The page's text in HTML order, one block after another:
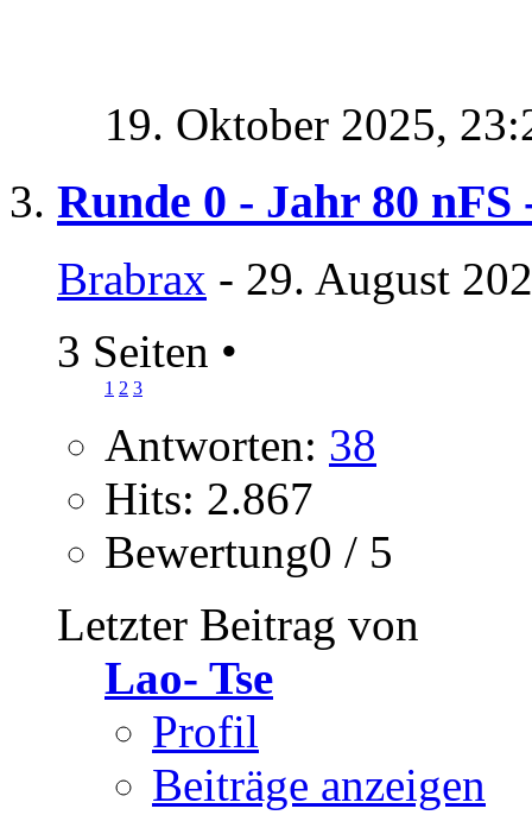
19. Oktober 2025,
Runde 0 - Jahr 80
Brabrax - 29. August
3 Seiten •
1 2 3
Antworten: 38
Hits: 2.867
Bewertung0 / 5
Letzter Beitrag von
Lao- Tse
Profil
Beiträge anzeigen